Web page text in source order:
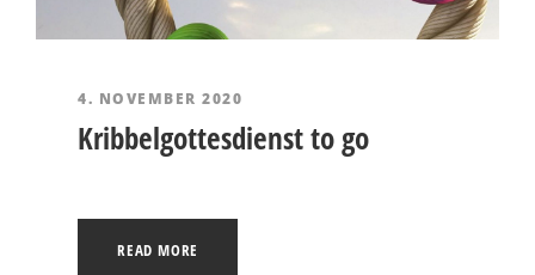
4. NOVEMBER 2020
Kribbelgottesdienst to go
READ MORE